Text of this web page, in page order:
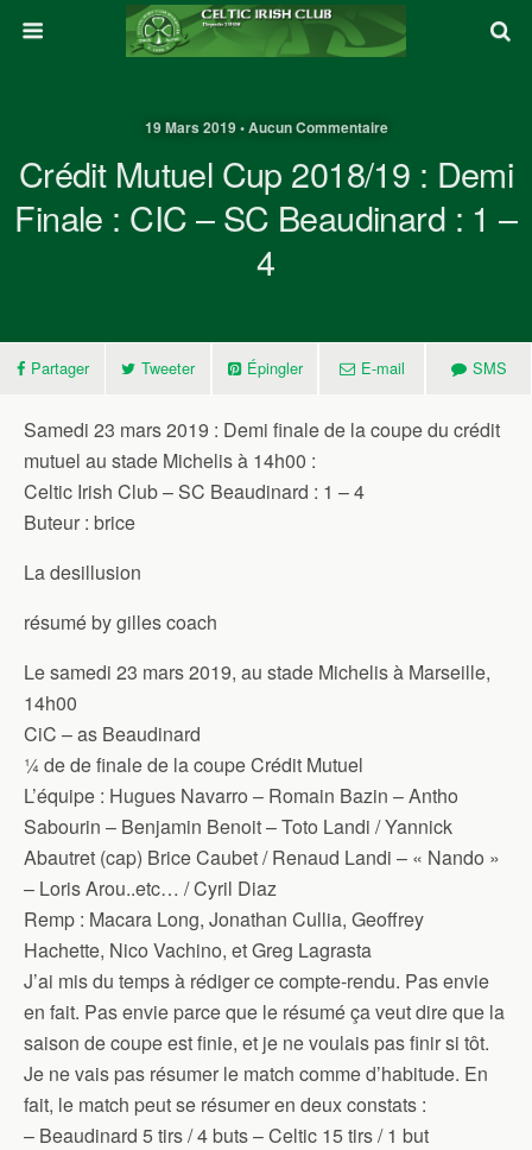
19 Mars 2019 • Aucun Commentaire
Crédit Mutuel Cup 2018/19 : Demi
Finale : CIC – SC Beaudinard : 1 –
4
Partager Tweeter Épingler E-mail SMS
Samedi 23 mars 2019 : Demi finale de la coupe du crédit
mutuel au stade Michelis à 14h00 :
Celtic Irish Club – SC Beaudinard : 1 – 4
Buteur : brice
La desillusion
résumé by gilles coach
Le samedi 23 mars 2019, au stade Michelis à Marseille,
14h00
CiC – as Beaudinard
¼ de de finale de la coupe Crédit Mutuel
L’équipe : Hugues Navarro – Romain Bazin – Antho
Sabourin – Benjamin Benoit – Toto Landi / Yannick
Abautret (cap) Brice Caubet / Renaud Landi – « Nando »
– Loris Arou..etc… / Cyril Diaz
Remp : Macara Long, Jonathan Cullia, Geoffrey
Hachette, Nico Vachino, et Greg Lagrasta
J’ai mis du temps à rédiger ce compte-rendu. Pas envie
en fait. Pas envie parce que le résumé ça veut dire que la
saison de coupe est finie, et je ne voulais pas finir si tôt.
Je ne vais pas résumer le match comme d’habitude. En
fait, le match peut se résumer en deux constats :
– Beaudinard 5 tirs / 4 buts – Celtic 15 tirs / 1 but